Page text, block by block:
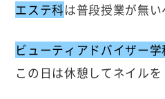
エステ科は普段授業が無
ビューティアドバイザー学
この日は休憩してネイルを